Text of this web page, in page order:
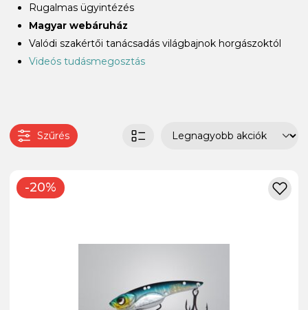
Rugalmas ügyintézés
Magyar webáruház
Valódi szakértői tanácsadás világbajnok horgászoktól
Videós tudásmegosztás
Szűrés
-20%